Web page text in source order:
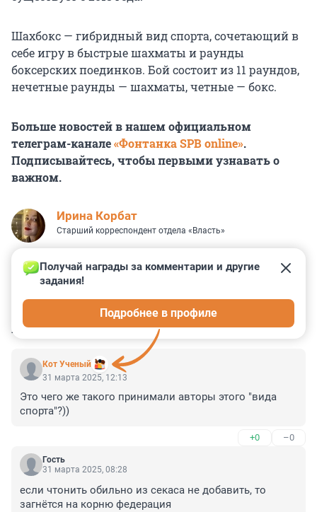
Шахбокс — гибридный вид спорта, сочетающий в
себе игру в быстрые шахматы и раунды
боксерских поединков. Бой состоит из 11 раундов,
нечетные раунды — шахматы, четные — бокс.
Больше новостей в нашем официальном
телеграм-канале«Фонтанка SPB online».
Подписывайтесь, чтобы первыми узнавать о
важном.
Иpина Корбат
Старший корреспондент отдела «Власть»
КОММЕНТАРИИ 16
Кот Ученый
Получай награды за комментарии и другие
задания!
Подробнее в профиле
31 марта 2025, 12:13
Это чего же такого принимали авторы этого "вида
спорта"?))
+0 –0
Гость
31 марта 2025, 08:28
если чтонить обильно из секаса не добавить, то
загнётся на корню федерация